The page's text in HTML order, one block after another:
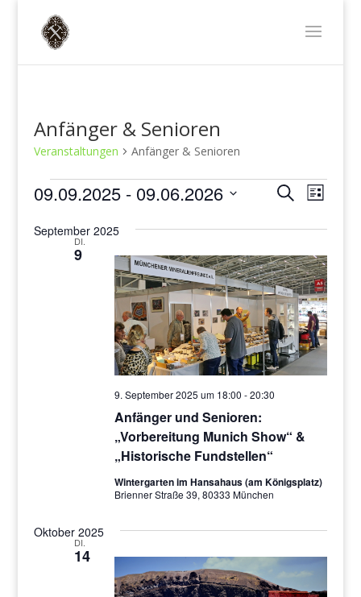
Anfänger & Senioren
Veranstaltungen Anfänger & Senioren
Veranstaltungen
und
SucheListe
09.09.2025 - 09.06.2026
wählen.
September 2025
DI.
9
Anfänger und Senioren:
„Vorbereitung Munich Show“ &
„Historische Fundstellen“
9. September 2025 um 18:00 -20:30
Wintergarten im Hansahaus (am Königsplatz)
Brienner Straße 39, 80333 München
Oktober 2025
DI.
14